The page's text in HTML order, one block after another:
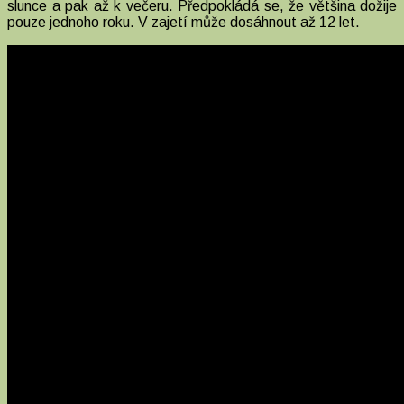
slunce a pak až k večeru. Předpokládá se, že většina dožije
pouze jednoho roku. V zajetí může dosáhnout až 12 let.